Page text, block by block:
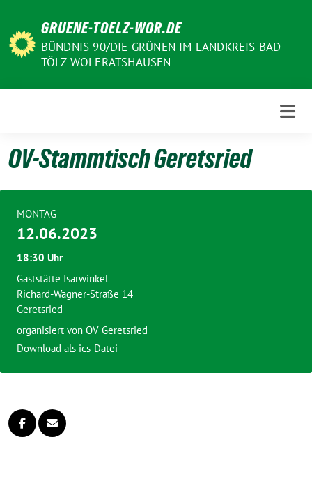
zum
Inhalt
GRUENE-TOELZ-WOR.DE
BÜNDNIS 90/DIE GRÜNEN IM LANDKREIS BAD
TÖLZ-WOLFRATSHAUSEN
OV-Stammtisch Geretsried
MONTAG
12.06.2023
18:30 Uhr
Gaststätte Isarwinkel
Richard-Wagner-Straße 14
Geretsried
organisiert von OV Geretsried
Download als ics-Datei